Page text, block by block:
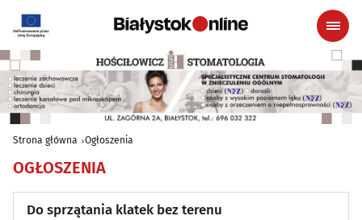
Strona główna Ogłoszenia
OGŁOSZENIA
Do sprzątania klatek bez terenu